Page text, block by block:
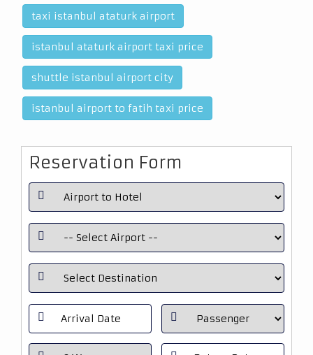
taxi istanbul ataturk airport
istanbul ataturk airport taxi price
shuttle istanbul airport city
istanbul airport to fatih taxi price
Reservation Form